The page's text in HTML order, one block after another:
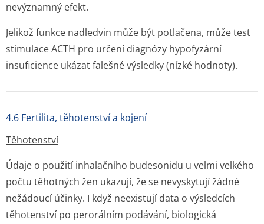
nevýznamný efekt.
Jelikož funkce nadledvin může být potlačena, může test
stimulace ACTH pro určení diagnózy hypofyzární
insuficience ukázat falešné výsledky (nízké hodnoty).
4.6 Fertilita, těhotenství a kojení
Těhotenství
Údaje o použití inhalačního budesonidu u velmi velkého
počtu těhotných žen ukazují, že se nevyskytují žádné
nežádoucí účinky. I když neexistují data o výsledcích
těhotenství po perorálním podávání, biologická